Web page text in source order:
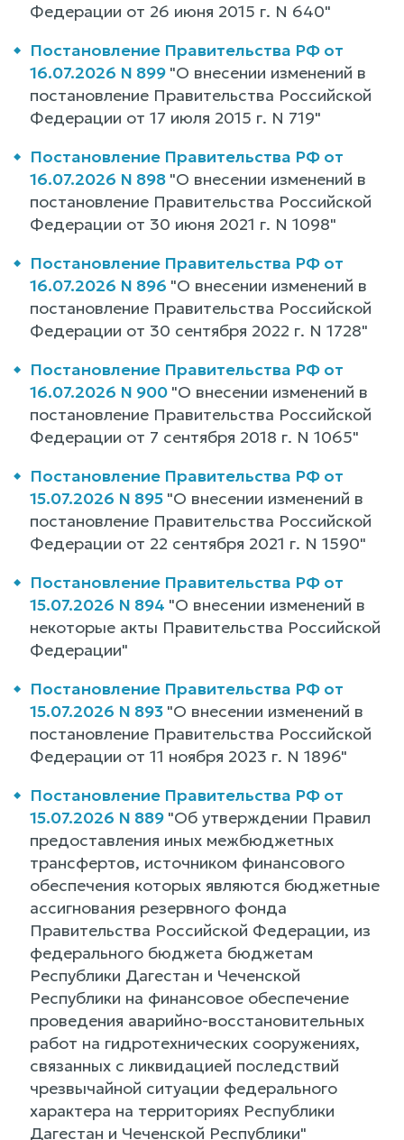
Федерации от 26 июня 2015 г. N 640"
Постановление Правительства РФ от
16.07.2026 N 899 "О внесении изменений в
постановление Правительства Российской
Федерации от 17 июля 2015 г. N 719"
Постановление Правительства РФ от
16.07.2026 N 898 "О внесении изменений в
постановление Правительства Российской
Федерации от 30 июня 2021 г. N 1098"
Постановление Правительства РФ от
16.07.2026 N 896 "О внесении изменений в
постановление Правительства Российской
Федерации от 30 сентября 2022 г. N 1728"
Постановление Правительства РФ от
16.07.2026 N 900 "О внесении изменений в
постановление Правительства Российской
Федерации от 7 сентября 2018 г. N 1065"
Постановление Правительства РФ от
15.07.2026 N 895 "О внесении изменений в
постановление Правительства Российской
Федерации от 22 сентября 2021 г. N 1590"
Постановление Правительства РФ от
15.07.2026 N 894 "О внесении изменений в
некоторые акты Правительства Российской
Федерации"
Постановление Правительства РФ от
15.07.2026 N 893 "О внесении изменений в
постановление Правительства Российской
Федерации от 11 ноября 2023 г. N 1896"
Постановление Правительства РФ от
15.07.2026 N 889 "Об утверждении Правил
предоставления иных межбюджетных
трансфертов, источником финансового
обеспечения которых являются бюджетные
ассигнования резервного фонда
Правительства Российской Федерации, из
федерального бюджета бюджетам
Республики Дагестан и Чеченской
Республики на финансовое обеспечение
проведения аварийно-восстановительных
работ на гидротехнических сооружениях,
связанных с ликвидацией последствий
чрезвычайной ситуации федерального
характера на территориях Республики
Дагестан и Чеченской Республики"